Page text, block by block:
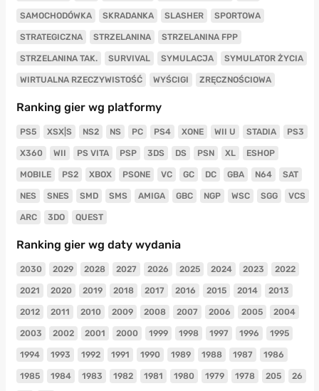
SAMOCHODÓWKA SKRADANKA SLASHER SPORTOWA
STRATEGICZNA STRZELANINA STRZELANINA FPP
STRZELANINA TAK. SURVIVAL SYMULACJA SYMULATOR ŻYCIA
WIRTUALNA RZECZYWISTOŚĆ WYŚCIGI ZRĘCZNOŚCIOWA
Ranking gier wg platformy
PS5 XSX|S NS2 NS PC PS4 XONE WII U STADIA PS3
X360 WII PS VITA PSP 3DS DS PSN XL ESHOP
MOBILE PS2 XBOX PSONE VC GC DC GBA N64 SAT
NES SNES SMD SMS AMIGA GBC NGP WSC SGG VCS
ARC 3DO QUEST
Ranking gier wg daty wydania
2030 2029 2028 2027 2026 2025 2024 2023 2022
2021 2020 2019 2018 2017 2016 2015 2014 2013
2012 2011 2010 2009 2008 2007 2006 2005 2004
2003 2002 2001 2000 1999 1998 1997 1996 1995
1994 1993 1992 1991 1990 1989 1988 1987 1986
1985 1984 1983 1982 1981 1980 1979 1978 205 26